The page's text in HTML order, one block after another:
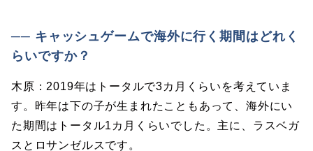
── キャッシュゲームで海外に行く期間はどれく
らいですか？
木原：2019年はトータルで3カ月くらいを考えていま
す。昨年は下の子が生まれたこともあって、海外にい
た期間はトータル1カ月くらいでした。主に、ラスベガ
スとロサンゼルスです。